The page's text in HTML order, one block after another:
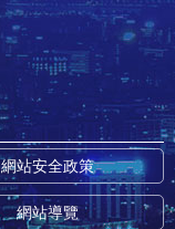
網站安全政策
網站導覽